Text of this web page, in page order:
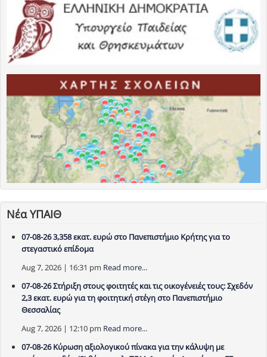
Νέα ΥΠΑΙΘ
07-08-26 3,358 εκατ. ευρώ στο Πανεπιστήμιο Κρήτης για το
στεγαστικό επίδομα
Aug 7, 2026 | 16:31 pm Read more...
07-08-26 Στήριξη στους φοιτητές και τις οικογένειές τους: Σχεδόν
2,3 εκατ. ευρώ για τη φοιτητική στέγη στο Πανεπιστήμιο
Θεσσαλίας
Aug 7, 2026 | 12:10 pm Read more...
07-08-26 Κύρωση αξιολογικού πίνακα για την κάλυψη με